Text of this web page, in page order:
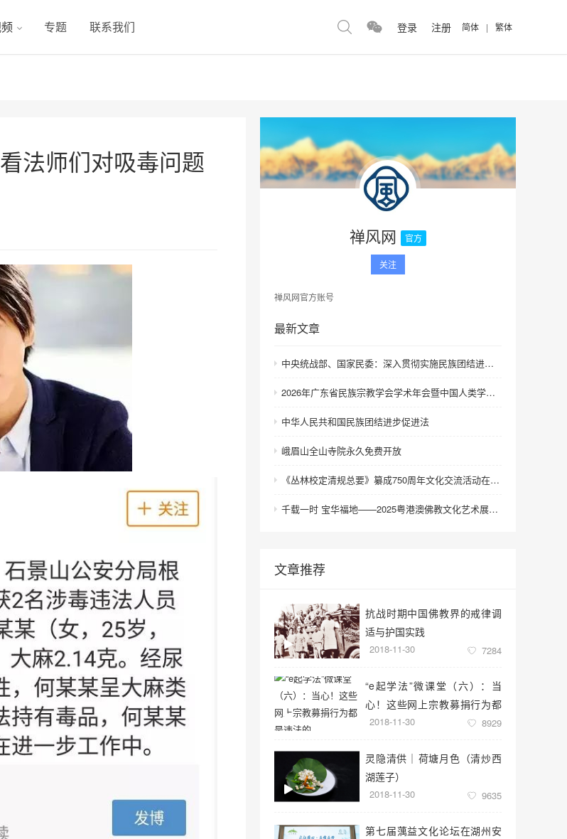
专题 联系我们 登录 注册 简体 | 繁体
法师们对吸毒问题
禅风网 官方
关注
禅风网官方账号
最新文章
中央统战部、国家民委：深入贯彻实施民族团结进步促进法 进一步增强中华民族凝聚力向心力
2026年广东省民族宗教学会学术年会暨中国人类学民族学研究会城市民族工作研究专业委员会更名会议在深圳召开
中华人民共和国民族团结进步促进法
峨眉山全山寺院永久免费开放
《丛林校定清规总要》纂成750周年文化交流活动在浙江金华举行
千载一时 宝华福地——2025粤港澳佛教文化艺术展在港澳成功举办
文章推荐
抗战时期中国佛教界的戒律调
适与护国实践
2018-11-30 7284
“e起学法”微课堂（六）：当
心！这些网上宗教募捐行为都
是违法的
2018-11-30 8929
灵隐清供｜​荷塘月色（清炒西
湖莲子）
2018-11-30 9635
第七届蕅益文化论坛在湖州安